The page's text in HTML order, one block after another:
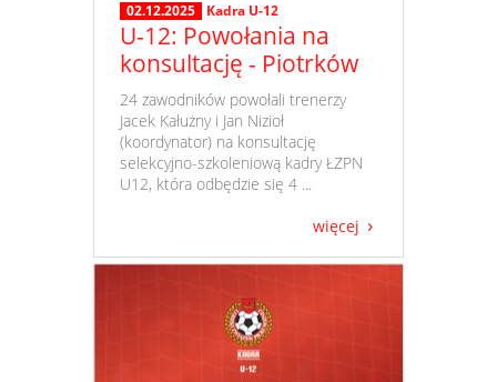
02.12.2025 Kadra U-12
U-12: Powołania na
konsultację - Piotrków
​ 24 zawodników powołali trenerzy
Jacek Kałużny i Jan Nizioł
(koordynator) na konsultację
selekcyjno-szkoleniową kadry ŁZPN
U12, która odbędzie się 4 ...
więcej